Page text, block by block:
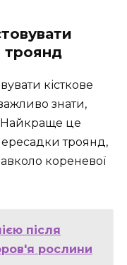
троянд
кісткове
знати,
Найкраще це
троянд,
кореневої
після
рослини